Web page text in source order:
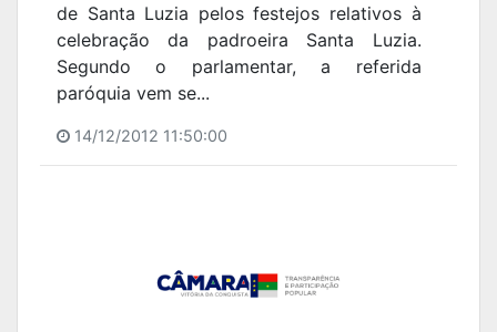
de Santa Luzia pelos festejos relativos à
celebração da padroeira Santa Luzia.
Segundo o parlamentar, a referida
paróquia vem se...
14/12/2012 11:50:00